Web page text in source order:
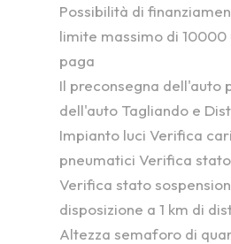
Possibilità di
limite massimo di
paga
Il preconsegna dell'auto
dell'auto Tagliando e
Impianto luci Verifica
pneumatici Verifica
Verifica stato
disposizione a 1 km di
Altezza semaforo di